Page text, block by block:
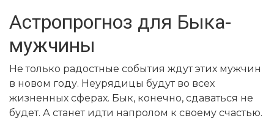
Астропрогноз для Быка-
мужчины
Не только радостные события ждут этих мужчин
в новом году. Неурядицы будут во всех
жизненных сферах. Бык, конечно, сдаваться не
будет. А станет идти напролом к своему счастью.